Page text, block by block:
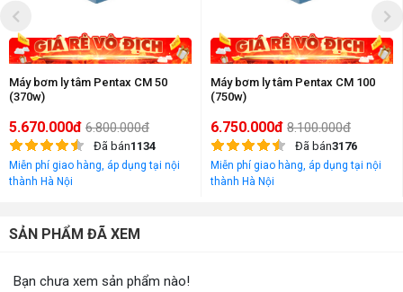
Máy bơm ly tâm Pentax CM 50
(370w)
5.670.000đ 6.800.000đ
Đã bán1134
Miễn phí giao hàng, áp dụng tại nội
thành Hà Nội
Máy bơm ly tâm Pentax CM 100
(750w)
6.750.000đ 8.100.000đ
Đã bán3176
Miễn phí giao hàng, áp dụng tại nội
thành Hà Nội
SẢN PHẨM ĐÃ XEM
Bạn chưa xem sản phẩm nào!